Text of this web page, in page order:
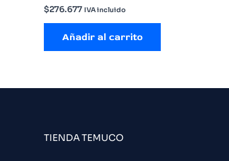
$276.677 IVA incluido
Añadir al carrito
TIENDA TEMUCO